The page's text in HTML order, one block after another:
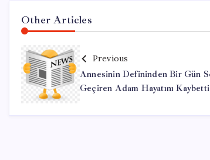
Other Articles
Previous
Annesinin Defininden Bir Gün
Geçiren Adam Hayatını Kaybetti